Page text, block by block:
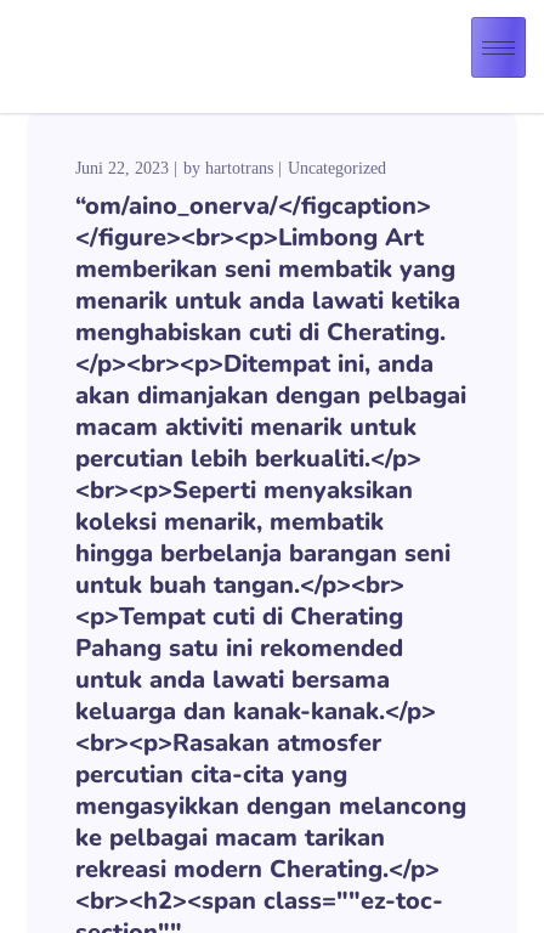
Juni 22, 2023 byhartotrans Uncategorized
“om/aino_onerva/</figcaption>
</figure><br><p>Limbong Art
memberikan seni membatik yang
menarik untuk anda lawati ketika
menghabiskan cuti di Cherating.
</p><br><p>Ditempat ini, anda
akan dimanjakan dengan pelbagai
macam aktiviti menarik untuk
percutian lebih berkualiti.</p>
<br><p>Seperti menyaksikan
koleksi menarik, membatik
hingga berbelanja barangan seni
untuk buah tangan.</p><br>
<p>Tempat cuti di Cherating
Pahang satu ini rekomended
untuk anda lawati bersama
keluarga dan kanak-kanak.</p>
<br><p>Rasakan atmosfer
percutian cita-cita yang
mengasyikkan dengan melancong
ke pelbagai macam tarikan
rekreasi modern Cherating.</p>
<br><h2><span class=""ez-toc-